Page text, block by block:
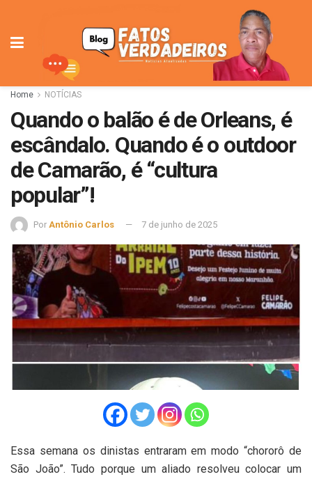
Home NOTÍCIAS
Quando o balão é de Orleans, é
escândalo. Quando é o outdoor
de Camarão, é “cultura
popular”!
Por Antônio Carlos 7 de junho de 2025
Essa semana os dinistas entraram em modo “chororô de
São João”. Tudo porque um aliado resolveu colocar um